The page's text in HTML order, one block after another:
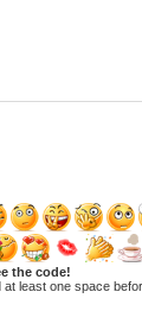
the code!
least one space